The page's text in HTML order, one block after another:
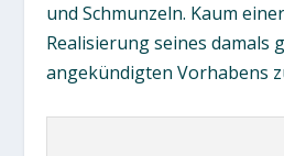
und Schmunzeln. Kaum
Realisierung seines damals
angekündigten Vorhabens